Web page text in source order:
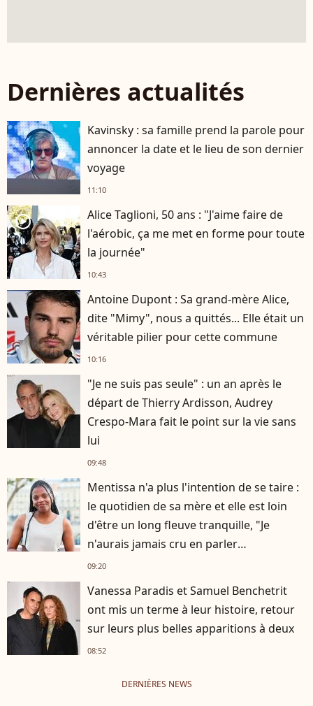
Dernières actualités
Kavinsky : sa famille prend la parole pour
annoncer la date et le lieu de son dernier
voyage
11:10
player2
Alice Taglioni, 50 ans : "J'aime faire de
l'aérobic, ça me met en forme pour toute
la journée"
10:43
Antoine Dupont : Sa grand-mère Alice,
dite "Mimy", nous a quittés... Elle était un
véritable pilier pour cette commune
10:16
"Je ne suis pas seule" : un an après le
départ de Thierry Ardisson, Audrey
Crespo-Mara fait le point sur la vie sans
lui
09:48
Mentissa n'a plus l'intention de se taire :
le quotidien de sa mère et elle est loin
d'être un long fleuve tranquille, "Je
n'aurais jamais cru en parler
publiquement"
09:20
Vanessa Paradis et Samuel Benchetrit
ont mis un terme à leur histoire, retour
sur leurs plus belles apparitions à deux
08:52
DERNIÈRES NEWS